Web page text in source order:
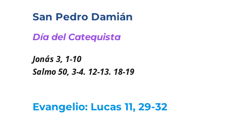
Pastoral Vocacional
Contacto
San Pedro Damián
Día del Catequista
Jonás 3, 1-10
Salmo 50, 3-4. 12-13. 18-19
Evangelio: Lucas 11, 29-32